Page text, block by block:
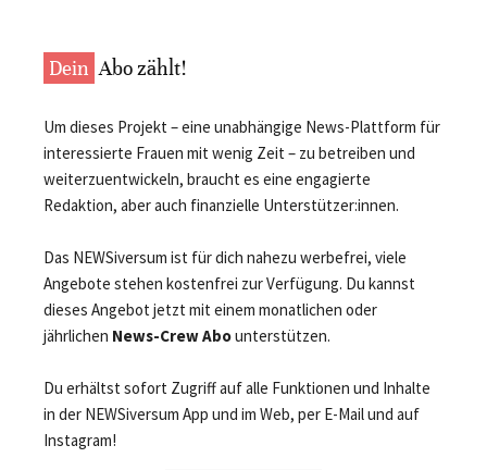
Dein Abo zählt!
Um dieses Projekt – eine unabhängige News-Plattform für
interessierte Frauen mit wenig Zeit – zu betreiben und
weiterzuentwickeln, braucht es eine engagierte
Redaktion, aber auch finanzielle Unterstützer:innen.
Das NEWSiversum ist für dich nahezu werbefrei, viele
Angebote stehen kostenfrei zur Verfügung. Du kannst
dieses Angebot jetzt mit einem monatlichen oder
jährlichen News-Crew Abounterstützen.
Du erhältst sofort Zugriff auf alle Funktionen und Inhalte
in der NEWSiversum App und im Web, per E-Mail und auf
Instagram!